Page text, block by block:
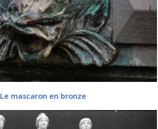
Le mascaron en bronze